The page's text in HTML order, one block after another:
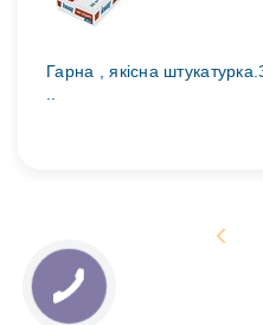
Гарна , якісна
..